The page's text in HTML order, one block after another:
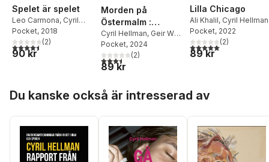
Spelet är spelet
Leo Carmona, Cyril
Hellman
Pocket, 2018
4,5utav 5 stjärnor. Totalt antal röster:
(2)
90 kr
Morden på
Östermalm :
programledarens
död
Cyril Hellman, Geir W
Stakset
Pocket, 2024
3,5utav 5 stjärnor. Totalt antal röster:
(2)
89 kr
Lilla Chicago
Ali Khalil, Cyril Hellman
Pocket, 2022
5,0utav 5 stjärnor.
(2)
89 kr
Du kanske också är intresserad av